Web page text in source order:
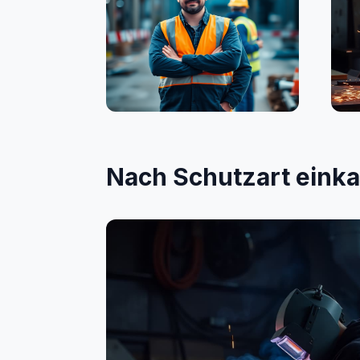
Bauwesen
Nach Schutzart